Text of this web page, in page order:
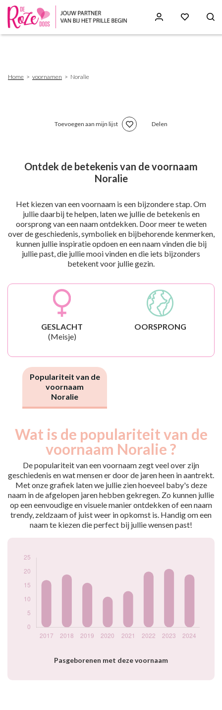
Home voornamen Noralie
Toevoegen aan mijn lijst Delen
Ontdek de betekenis van de voornaam
Noralie
Het kiezen van een voornaam is een bijzondere stap. Om
jullie daarbij te helpen, laten we jullie de betekenis en
oorsprong van een naam ontdekken. Door meer te weten
over de geschiedenis, symboliek en bijbehorende kenmerken,
kunnen jullie inspiratie opdoen en een naam vinden die bij
jullie past, die jullie mooi vinden en die iets bijzonders
betekent voor jullie gezin.
GESLACHT
(Meisje)
OORSPRONG
Populariteit van de
voornaam
Noralie
Wat is de populariteit van de
voornaam Noralie ?
De populariteit van een voornaam zegt veel over zijn
geschiedenis en wat mensen er door de jaren heen in aantrekt.
Met onze grafiek laten we jullie zien hoeveel baby's deze
naam in de afgelopen jaren hebben gekregen. Zo kunnen jullie
op een eenvoudige en visuele manier ontdekken of een naam
trendy, zeldzaam of juist weer in opkomst is. Handig om een
naam te kiezen die perfect bij jullie wensen past!
Pasgeborenen met deze voornaam
prénom Noralie
Année
Nouveaux-
nés
2018
19
2019
16
2020
11
2021
13
2022
20
2023
21
19